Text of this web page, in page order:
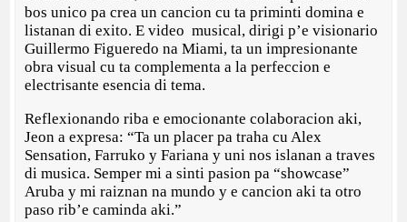
bos unico pa crea un cancion cu ta priminti domina e
listanan di exito. E video musical, dirigi p’e visionario
Guillermo Figueredo na Miami, ta un impresionante
obra visual cu ta complementa a la perfeccion e
electrisante esencia di tema.
Reflexionando riba e emocionante colaboracion aki,
Jeon a expresa: “Ta un placer pa traha cu Alex
Sensation, Farruko y Fariana y uni nos islanan a traves
di musica. Semper mi a sinti pasion pa “showcase”
Aruba y mi raiznan na mundo y e cancion aki ta otro
paso rib’e caminda aki.”